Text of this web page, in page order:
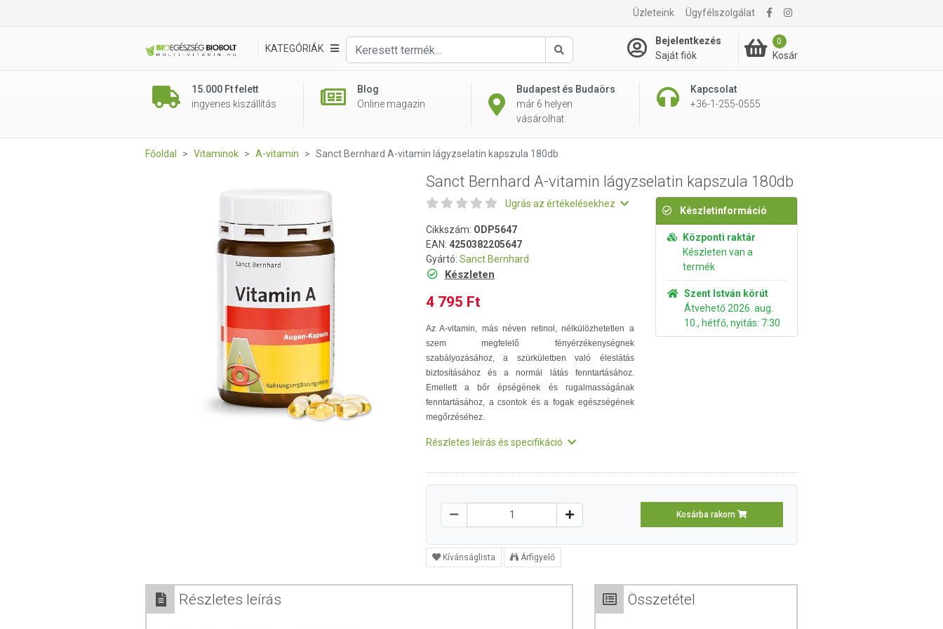
Üzleteink Ügyfélszolgálat
KATEGÓRIÁK
Keresés
Bejelentkezés
Saját fiók
0
Kosár
15.000 Ft felett
ingyenes kiszállítás
Blog
Online magazin
Budapest és Budaörs
már 6 helyen
vásárolhat
Kapcsolat
+36-1-255-0555
4 795 Ft Kosárba rakom
Főoldal Vitaminok A-vitamin Sanct Bernhard A-vitamin lágyzselatin kapszula 180db
Sanct Bernhard A-vitamin lágyzselatin kapszula 180db
Ugrás az értékelésekhez
Cikkszám: ODP5647
EAN: 4250382205647
Gyártó: Sanct Bernhard
Készleten
4 795 Ft
Az A-vitamin, más néven retinol, nélkülözhetetlen a
szem megfelelő fényérzékenységnek
szabályozásához, a szürkületben való éleslátás
biztosításához és a normál látás fenntartásához.
Emellett a bőr épségének és rugalmasságának
fenntartásához, a csontok és a fogak egészségének
megőrzéséhez.
Részletes leírás és specifikáció
Készletinformáció
Központi raktár
Készleten van a
termék
Szent István körút
Átvehető 2026. aug.
10., hétfő, nyitás: 7:30
Kosárba rakom
Kívánságlista Árfigyelő
Részletes leírás Összetétel